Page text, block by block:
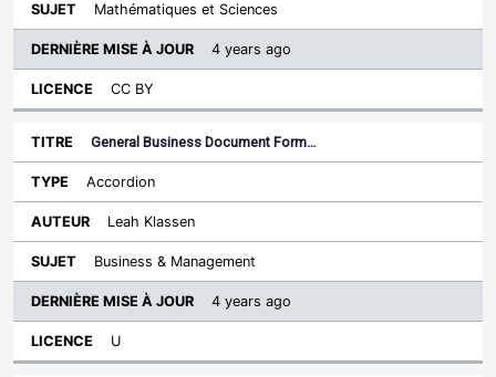
Mathématiques et Sciences
4 years ago
CC BY
General Business Document Form…
Accordion
Leah Klassen
Business & Management
4 years ago
U